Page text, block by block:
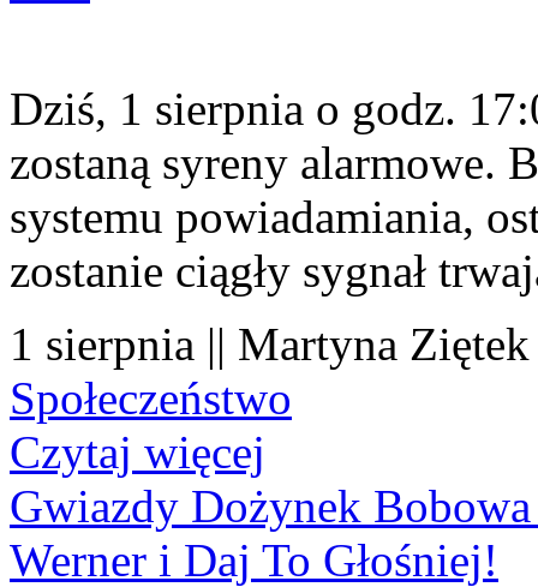
Dziś, 1 sierpnia o godz.
zostaną syreny alarmowe.
systemu powiadamiania,
zostanie ciągły sygnał
1 sierpnia || Martyna
Społeczeństwo
Czytaj więcej
Gwiazdy Dożynek Bobowa
Werner i Daj To Głośniej!